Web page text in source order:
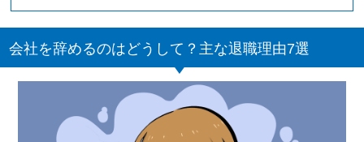
会社を辞めるのはどうして？主な退職理由7選